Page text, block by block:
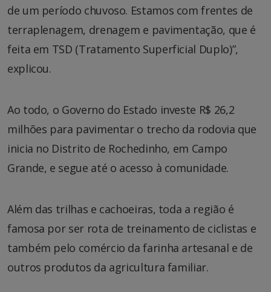
de um período chuvoso. Estamos com frentes de
terraplenagem, drenagem e pavimentação, que é
feita em TSD (Tratamento Superficial Duplo)”,
explicou.
Ao todo, o Governo do Estado investe R$ 26,2
milhões para pavimentar o trecho da rodovia que
inicia no Distrito de Rochedinho, em Campo
Grande, e segue até o acesso à comunidade.
Além das trilhas e cachoeiras, toda a região é
famosa por ser rota de treinamento de ciclistas e
também pelo comércio da farinha artesanal e de
outros produtos da agricultura familiar.